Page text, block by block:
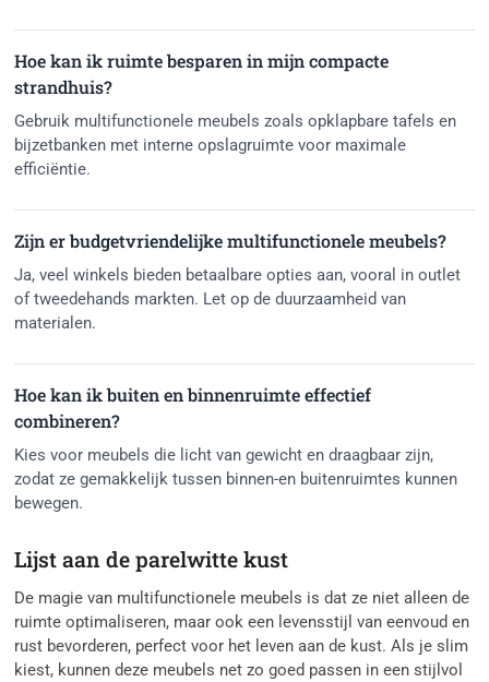
Hoe kan ik ruimte besparen in mijn compacte
strandhuis?
Gebruik multifunctionele meubels zoals opklapbare tafels en
bijzetbanken met interne opslagruimte voor maximale
efficiëntie.
Zijn er budgetvriendelijke multifunctionele meubels?
Ja, veel winkels bieden betaalbare opties aan, vooral in outlet
of tweedehands markten. Let op de duurzaamheid van
materialen.
Hoe kan ik buiten en binnenruimte effectief
combineren?
Kies voor meubels die licht van gewicht en draagbaar zijn,
zodat ze gemakkelijk tussen binnen-en buitenruimtes kunnen
bewegen.
Lijst aan de parelwitte kust
De magie van multifunctionele meubels is dat ze niet alleen de
ruimte optimaliseren, maar ook een levensstijl van eenvoud en
rust bevorderen, perfect voor het leven aan de kust. Als je slim
kiest, kunnen deze meubels net zo goed passen in een stijlvol